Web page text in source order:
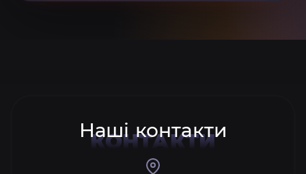
Наші контакти
КОНТАКТИ